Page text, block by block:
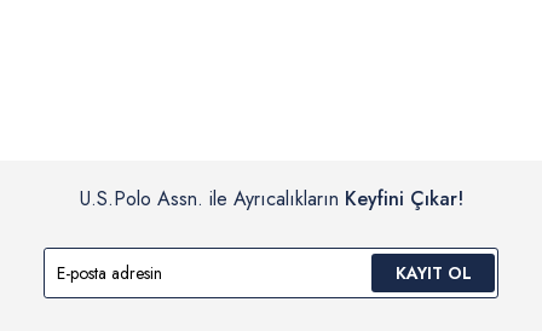
U.S.Polo Assn. ile Ayrıcalıkların Keyfini Çıkar!
KAYIT OL